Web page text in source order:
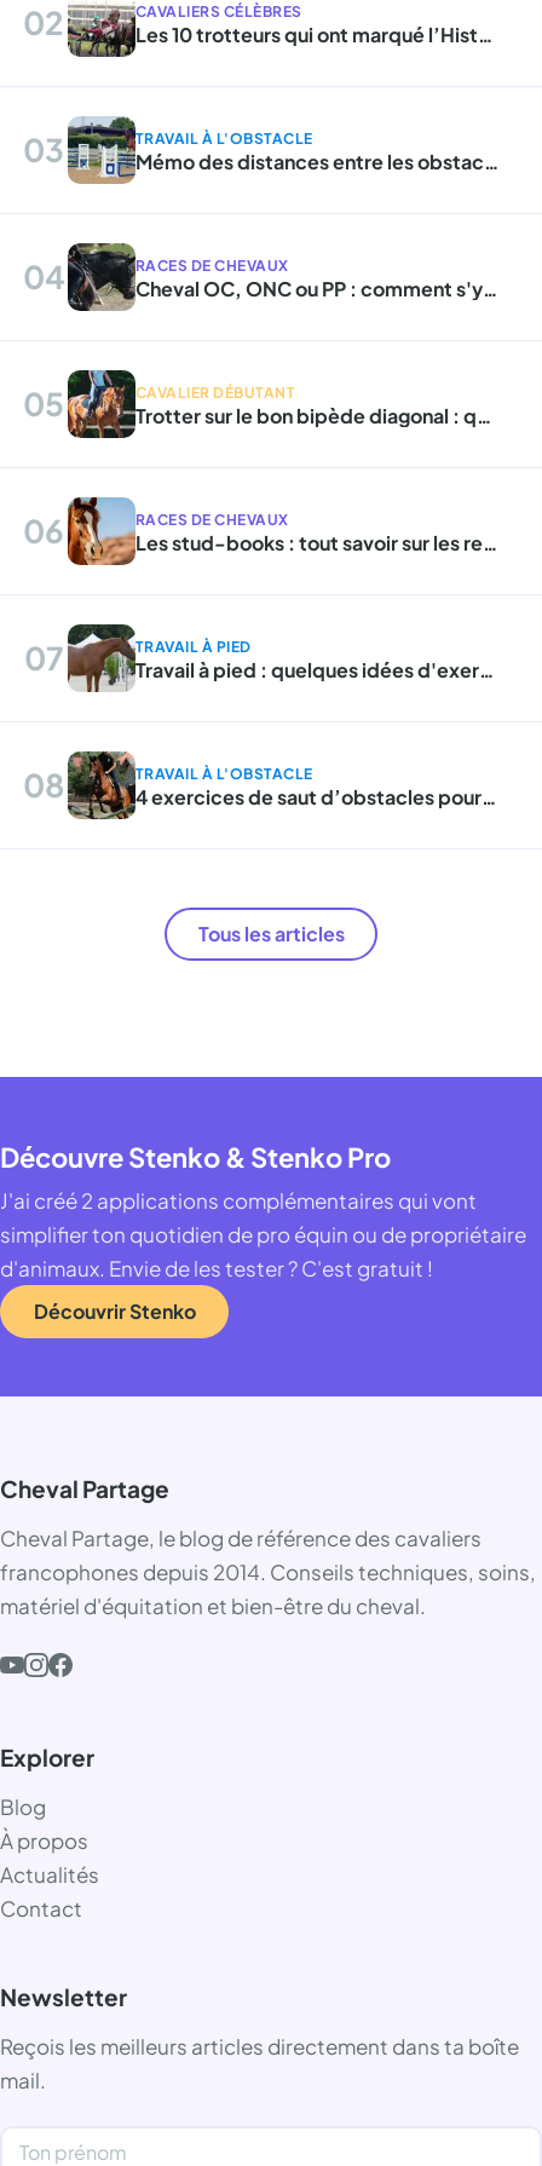
02 CAVALIERS CÉLÈBRES
Les 10 trotteurs qui ont marqué l’Histoire des courses hippiques en France
03 TRAVAIL À L'OBSTACLE
Mémo des distances entre les obstacles
04 RACES DE CHEVAUX
Cheval OC, ONC ou PP : comment s'y retrouver ?
05 CAVALIER DÉBUTANT
Trotter sur le bon bipède diagonal : qu'est-ce que cela signifie ?
06 RACES DE CHEVAUX
Les stud-books : tout savoir sur les registres d'élevage
07 TRAVAIL À PIED
Travail à pied : quelques idées d'exercices
08 TRAVAIL À L'OBSTACLE
4 exercices de saut d’obstacles pour le jeune cheval
Tous les articles
Découvre Stenko & Stenko Pro
J'ai créé 2 applications complémentaires qui vont
simplifier ton quotidien de pro équin ou de propriétaire
d'animaux. Envie de les tester ? C'est gratuit !
Découvrir Stenko
Cheval Partage
Cheval Partage, le blog de référence des cavaliers
francophones depuis 2014. Conseils techniques, soins,
matériel d'équitation et bien-être du cheval.
Explorer
Blog
À propos
Actualités
Contact
Newsletter
Reçois les meilleurs articles directement dans ta boîte
mail.